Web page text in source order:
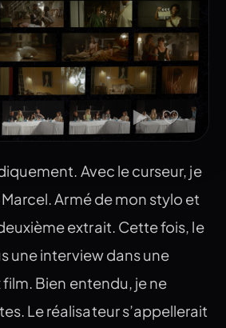
Avec le curseur, je
Armé de mon stylo et
extrait. Cette fois, le
une interview dans une
Bien entendu, je ne
Le réalisateur s’appellerait